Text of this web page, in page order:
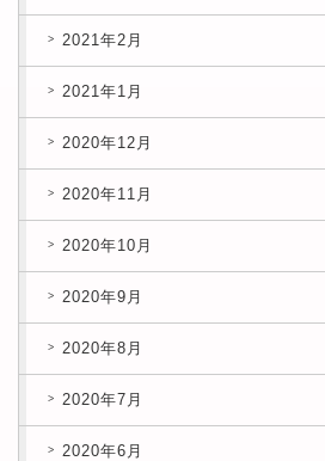
2021年2月
2021年1月
2020年12月
2020年11月
2020年10月
2020年9月
2020年8月
2020年7月
2020年6月